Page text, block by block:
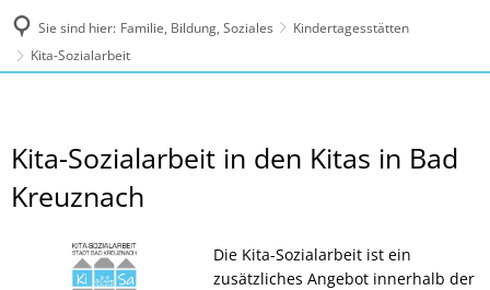
Sie sind hier: Familie, Bildung, Soziales
Kindertagesstätten
Kita-Sozialarbeit
Kita-
Sozialarbeit
Kita-Sozialarbeit in den Kitas in Bad
Kreuznach
Die Kita-Sozialarbeit ist ein
zusätzliches Angebot innerhalb der